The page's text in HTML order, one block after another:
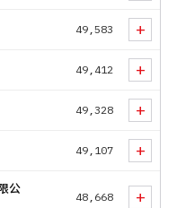
49,583 +
49,412 +
49,328 +
49,107 +
公
48,668 +